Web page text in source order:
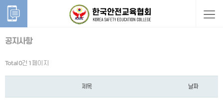
공지사항
Total 0건 1 페이지
제목 날짜